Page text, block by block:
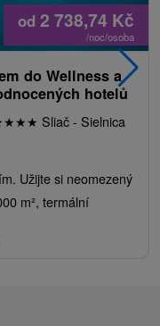
od 2 738,74 Kč
/noc/osoba
do Wellness a
hotelů
★★★ Sliač - Sielnica
Užijte si neomezený
m², termální